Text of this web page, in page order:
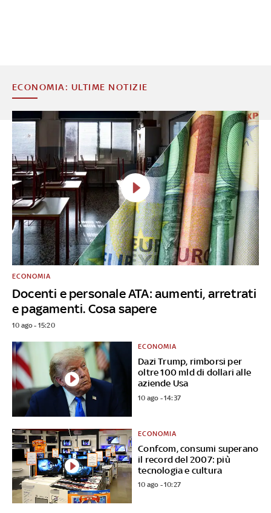
ECONOMIA: ULTIME NOTIZIE
Docenti e personale ATA: aumenti, arretrati
e pagamenti. Cosa sapere
ECONOMIA
10 ago - 15:20
Dazi Trump, rimborsi per
oltre 100 mld di dollari alle
aziende Usa
ECONOMIA
10 ago - 14:37
Confcom, consumi superano
il record del 2007: più
tecnologia e cultura
ECONOMIA
10 ago - 10:27